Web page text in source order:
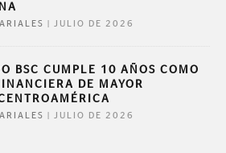
JULIO DE 2026
BSC CUMPLE 10 AÑOS COMO
DE MAYOR
JULIO DE 2026